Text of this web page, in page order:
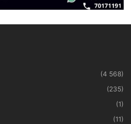
(4 568)
(235)
(1)
(11)